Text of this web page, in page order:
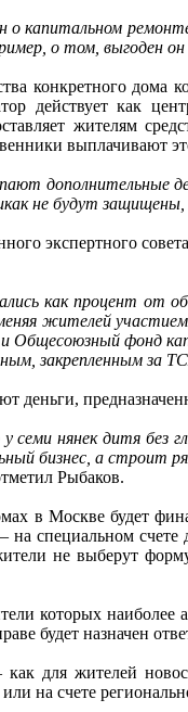
о капитальном
о том, выгоден
конкретного дома
действует как
жителям
выплачивают
дополнительные
не будут
экспертного
как процент от
жителей
Общесоюзный фонд
закрепленным за
деньги,
нянек дитя без
бизнес, а
Рыбаков.
в Москве будет
специальном
не выберут
которых
будет назначен
для жителей
на счете